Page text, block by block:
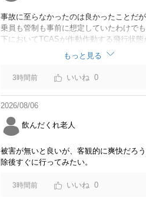
事故に至らなかったのは良かったことだ
乗員も管制も事前に想定していたわけで
下においてTCASが作動作動する飛行状態
たことは事実。CABは身内可愛やでこのま
やにするつもりだろうか？
もっと見る
3時間前 0
2026/08/06
飲んだくれ老人
被害が無いと良いが、客観的に爽快だろ
除後すぐに行ってみたい。
3時間前 0